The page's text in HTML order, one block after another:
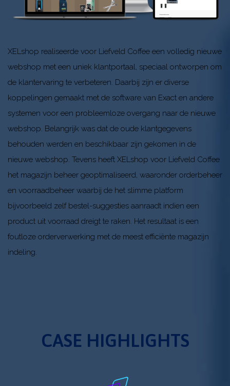
Onze
klanten
Over
XELshop
De
oplossing
Software
XELshop realiseerde voor Liefveld Coffee een volledig nieuwe
webshop met een uniek klantportaal, speciaal ontworpen om
de klantervaring te verbeteren. Daarbij zijn er diverse
koppelingen gemaakt met de software van Exact en andere
systemen voor een probleemloze overgang naar de nieuwe
webshop. Belangrijk was dat de oude klantgegevens
behouden werden en beschikbaar zijn gekomen in de
nieuwe webshop. Tevens heeft XELshop voor Liefveld Coffee
het magazijn beheer geoptimaliseerd, waaronder orderbeheer
en voorraadbeheer waarbij de het slimme platform
bijvoorbeeld zelf bestel-suggesties aanraadt indien een
product uit voorraad dreigt te raken. Het resultaat is een
foutloze orderverwerking met de meest efficiënte magazijn
indeling.
CASE HIGHLIGHTS